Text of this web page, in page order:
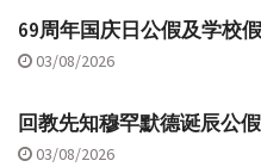
69周年国庆日公假及学校
03/08/2026
回教先知穆罕默德诞辰公
03/08/2026